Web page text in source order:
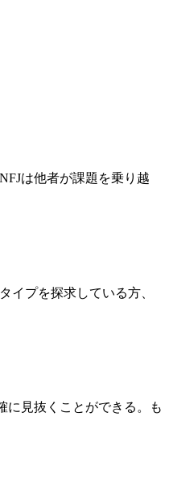
は他者が課題を乗り越
イプを探求している方、
に見抜くことができる。も